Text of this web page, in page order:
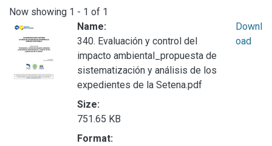
Now showing 1 - 1 of 1
Name:
340. Evaluación y control del
impacto ambiental_propuesta de
sistematización y análisis de los
expedientes de la Setena.pdf
Size:
751.65 KB
Format:
Downl
oad